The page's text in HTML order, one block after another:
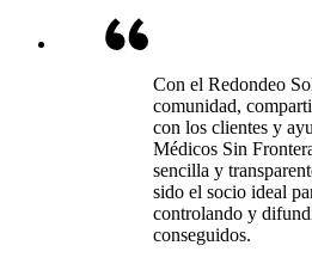
Con el Redondeo
comunidad,
con los clientes y
Médicos Sin
sencilla y
sido el socio ideal
controlando y
conseguidos.